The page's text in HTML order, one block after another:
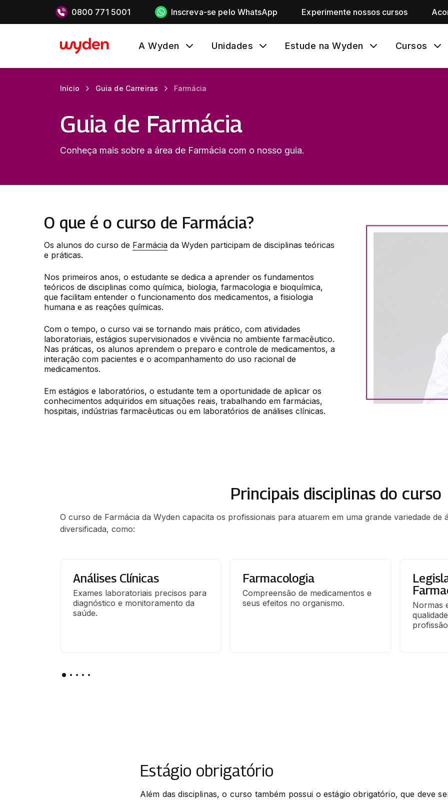
0800 771 5001 Inscreva-se pelo WhatsApp Experimente nossos cursos
A Wyden Unidades Estude na Wyden Cursos
Início Guia de Carreiras Farmácia
Guia de Farmácia
Conheça mais sobre a área de Farmácia com o nosso guia.
O que é o curso de Farmácia?
Os alunos do curso de Farmácia da Wyden participam de disciplinas teóricas
e práticas.
Nos primeiros anos, o estudante se dedica a aprender os fundamentos
teóricos de disciplinas como química, biologia, farmacologia e bioquímica,
que facilitam entender o funcionamento dos medicamentos, a fisiologia
humana e as reações químicas.
Com o tempo, o curso vai se tornando mais prático, com atividades
laboratoriais, estágios supervisionados e vivência no ambiente farmacêutico.
Nas práticas, os alunos aprendem o preparo e controle de medicamentos, a
interação com pacientes e o acompanhamento do uso racional de
medicamentos.
Em estágios e laboratórios, o estudante tem a oportunidade de aplicar os
conhecimentos adquiridos em situações reais, trabalhando em farmácias,
hospitais, indústrias farmacêuticas ou em laboratórios de análises clínicas.
Principais disciplinas do curso
O curso de Farmácia da Wyden capacita os profissionais para atuarem em uma grande variedade
diversificada, como:
Análises Clínicas
Exames laboratoriais precisos para
diagnóstico e monitoramento da
saúde.
Farmacologia
Compreensão de medicamentos e
seus efeitos no organismo.
Normas
Estágio obrigatório
Além das disciplinas, o curso também possui o estágio obrigatório, que deve